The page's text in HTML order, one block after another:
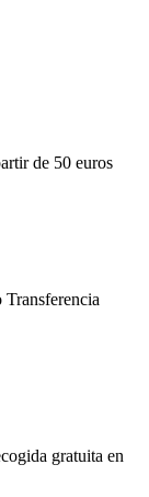
Transferencia
gratuita en